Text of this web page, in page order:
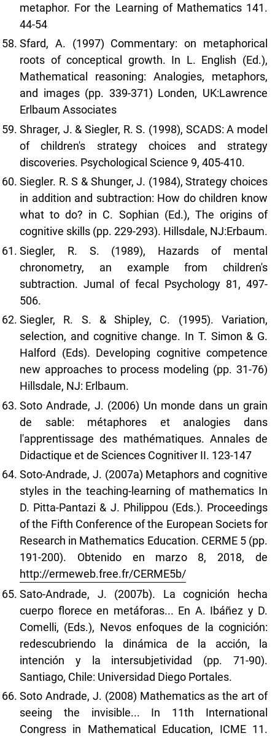
metaphor. For the Learning of Mathematics 141.
44-54
Sfard, A. (1997) Commentary: on metaphorical
roots of conceptical growth. In L. English (Ed.),
Mathematical reasoning: Analogies, metaphors,
and images (pp. 339-371) Londen, UK:Lawrence
Erlbaum Associates
Shrager, J. & Siegler, R. S. (1998), SCADS: A model
of children's strategy choices and strategy
discoveries. Psychological Science 9, 405-410.
Siegler. R. S & Shunger, J. (1984), Strategy choices
in addition and subtraction: How do children know
what to do? in C. Sophian (Ed.), The origins of
cognitive skills (pp. 229-293). Hillsdale, NJ:Erbaum.
Siegler, R. S. (1989), Hazards of mental
chronometry, an example from children's
subtraction. Jumal of fecal Psychology 81, 497-
506.
Siegler, R. S. & Shipley, C. (1995). Variation,
selection, and cognitive change. In T. Simon & G.
Halford (Eds). Developing cognitive competence
new approaches to process modeling (pp. 31-76)
Hillsdale, NJ: Erlbaum.
Soto Andrade, J. (2006) Un monde dans un grain
de sable: métaphores et analogies dans
l'apprentissage des mathématiques. Annales de
Didactique et de Sciences Cognitiver II. 123-147
Soto-Andrade, J. (2007a) Metaphors and cognitive
styles in the teaching-learning of mathematics In
D. Pitta-Pantazi & J. Philippou (Eds.). Proceedings
of the Fifth Conference of the European Societs for
Research in Mathematics Education. CERME 5 (pp.
191-200). Obtenido en marzo 8, 2018, de
http://ermeweb.free.fr/CERME5b/
Sato-Andrade, J. (2007b). La cognición hecha
cuerpo florece en metáforas... En A. Ibáñez y D.
Comelli, (Eds.), Nevos enfoques de la cognición:
redescubriendo la dinámica de la acción, la
intención y la intersubjetividad (pp. 71-90).
Santiago, Chile: Universidad Diego Portales.
Soto Andrade, J. (2008) Mathematics as the art of
seeing the invisible... In 11th International
Congress in Mathematical Education, ICME 11.